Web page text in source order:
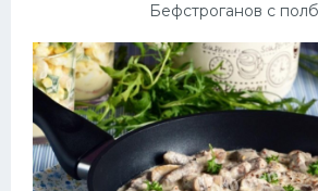
Бефстроганов с
Салат
Выпечка
Десерт
Напитки